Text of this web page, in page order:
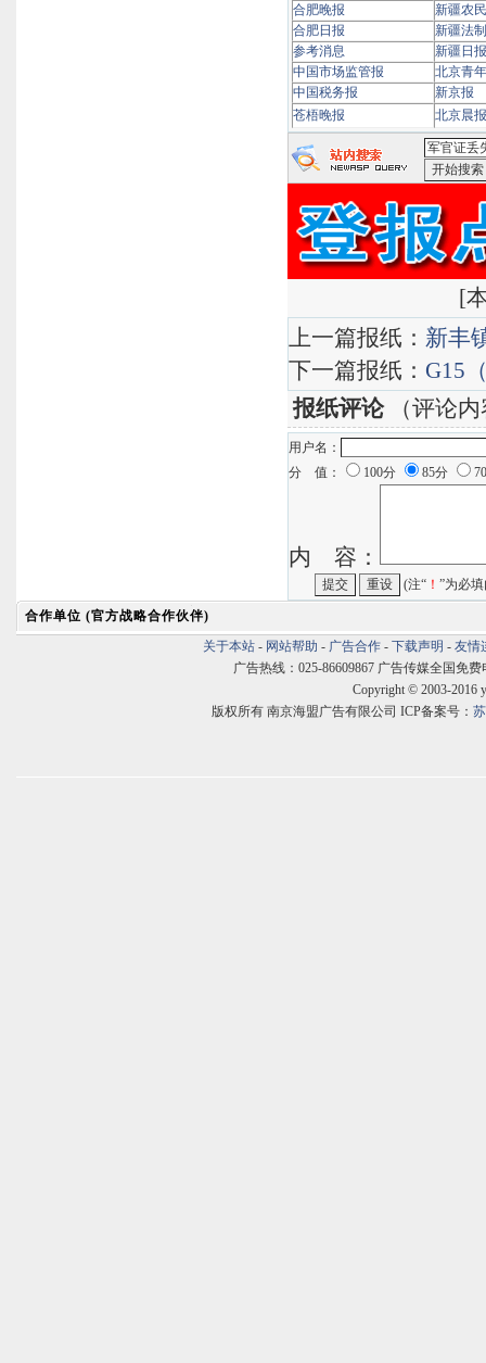
合肥晚报
新疆农
合肥日报
新疆法
参考消息
新疆日报
中国市场监管报
北京青
中国税务报
新京报
苍梧晚报
北京晨报
索 狗狗搜
[
上一篇报纸： 新丰
下一篇报纸： G15
报纸评论（评论内
用户名：
分 值：
100分 85分
内 容：
(注“ ！ ”为必
合作单位 (官方战略合作伙伴)
关于本站 - 网站帮助 - 广告合作 - 下载声明 - 友情
广告热线：025-86609867 广告传媒全国免费
Copyright © 2003-2016
版权所有 南京海盟广告有限公司 ICP备案号：